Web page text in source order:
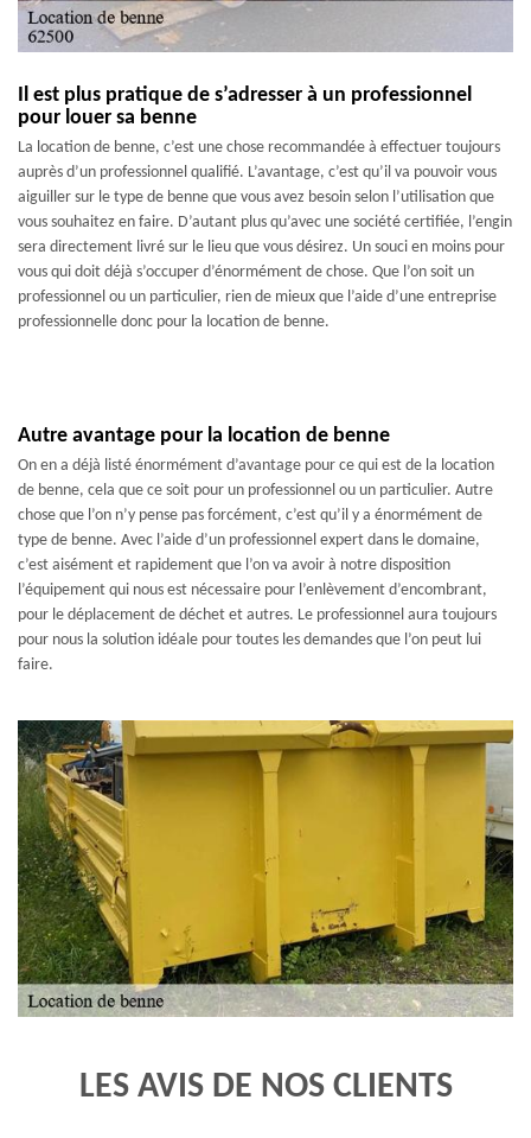
Il est plus pratique de s’adresser à un professionnel
pour louer sa benne
La location de benne, c’est une chose recommandée à effectuer toujours
auprès d’un professionnel qualifié. L’avantage, c’est qu’il va pouvoir vous
aiguiller sur le type de benne que vous avez besoin selon l’utilisation que
vous souhaitez en faire. D’autant plus qu’avec une société certifiée, l’engin
sera directement livré sur le lieu que vous désirez. Un souci en moins pour
vous qui doit déjà s’occuper d’énormément de chose. Que l’on soit un
professionnel ou un particulier, rien de mieux que l’aide d’une entreprise
professionnelle donc pour la location de benne.
Autre avantage pour la location de benne
On en a déjà listé énormément d’avantage pour ce qui est de la location
de benne, cela que ce soit pour un professionnel ou un particulier. Autre
chose que l’on n’y pense pas forcément, c’est qu’il y a énormément de
type de benne. Avec l’aide d’un professionnel expert dans le domaine,
c’est aisément et rapidement que l’on va avoir à notre disposition
l’équipement qui nous est nécessaire pour l’enlèvement d’encombrant,
pour le déplacement de déchet et autres. Le professionnel aura toujours
pour nous la solution idéale pour toutes les demandes que l’on peut lui
faire.
LES AVIS DE NOS CLIENTS